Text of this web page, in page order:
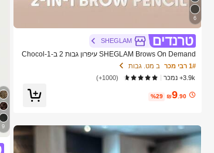
6
SHEGLAM
SHEGLAM Brows On Demand עיפרון גבות 2 ב-1-Chocol
ate מותג יופי קוסמטיקה איפור לנשים ולנערות
1# רבי מכר
ב מט. גבות
3.9k+ נמכר
(1000+)
₪9.90
%29
9